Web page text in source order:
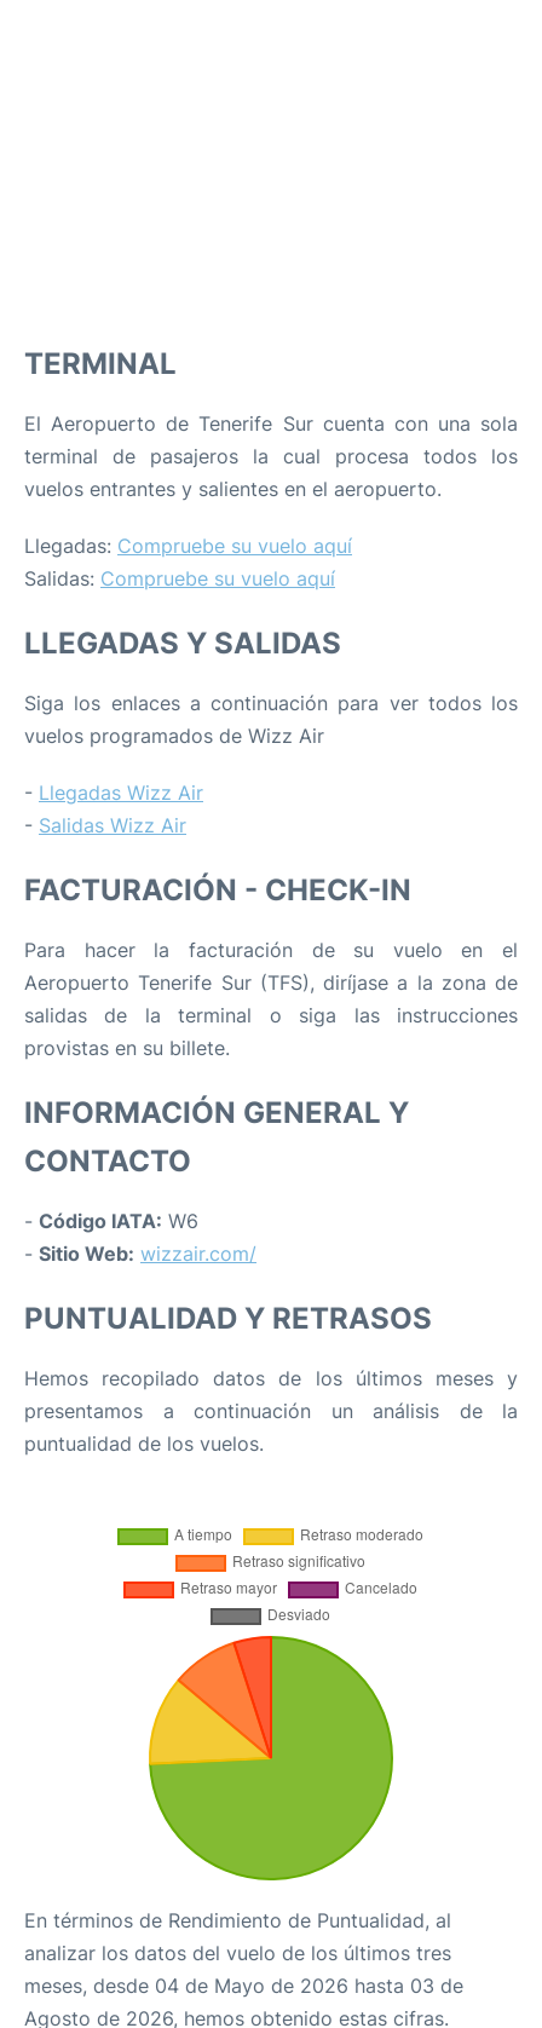
TERMINAL
El Aeropuerto de Tenerife Sur cuenta con una sola
terminal de pasajeros la cual procesa todos los
vuelos entrantes y salientes en el aeropuerto.
Llegadas: Compruebe su vuelo aquí
Salidas: Compruebe su vuelo aquí
LLEGADAS Y SALIDAS
Siga los enlaces a continuación para ver todos los
vuelos programados de Wizz Air
- Llegadas Wizz Air
- Salidas Wizz Air
FACTURACIÓN - CHECK-IN
Para hacer la facturación de su vuelo en el
Aeropuerto Tenerife Sur (TFS), diríjase a la zona de
salidas de la terminal o siga las instrucciones
provistas en su billete.
INFORMACIÓN GENERAL Y
CONTACTO
- Código IATA: W6
- Sitio Web: wizzair.com/
PUNTUALIDAD Y RETRASOS
Hemos recopilado datos de los últimos meses y
presentamos a continuación un análisis de la
puntualidad de los vuelos.
En términos de Rendimiento de Puntualidad, al
analizar los datos del vuelo de los últimos tres
meses, desde 04 de Mayo de 2026 hasta 03 de
Agosto de 2026, hemos obtenido estas cifras.